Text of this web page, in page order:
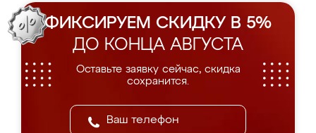
ФИКСИРУЕМ СКИДКУ В 5%
ДО КОНЦА АВГУСТА
Оставьте заявку сейчас, скидка
сохранится.